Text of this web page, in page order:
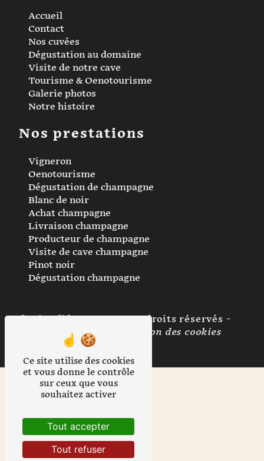
Accueil
Contact
Nos cuvées
Dégustation au domaine
Visite de notre cave
Tourisme & Oenotourisme
Galerie photos
Notre histoire
Nos prestations
Vigneron
Oenotourisme
Dégustation de champagne
Blanc de noir
Achat champagne
Livraison champagne
Producteur de champagne
Visite de cave champagne
Pinot noir
Dégustation champagne
©Vistalid- 2026 - Tous droits réservés -
Mentions légales
Gestion des cookies
Ce site utilise des cookies
et vous donne le contrôle
sur ceux que vous
souhaitez activer
Tout accepter
Tout refuser